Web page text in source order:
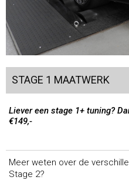
STAGE 1 MAATWERK
Liever een stage 1+ tuning?
€149,-
Meer weten over de
Stage 2?